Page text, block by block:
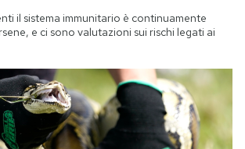
il sistema immunitario è continuamente
e ci sono valutazioni sui rischi legati ai